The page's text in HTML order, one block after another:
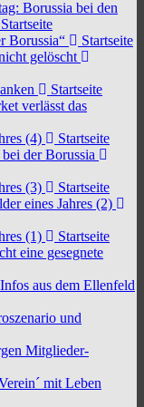
Borussia bei den
Startseite
Borussia“
Startseite
gelöscht
Startseite
verlässt das
(4)
Startseite
der Borussia
(3)
Startseite
eines Jahres (2)
(1)
Startseite
eine gesegnete
aus dem Ellenfeld
und
Mitglieder-
mit Leben